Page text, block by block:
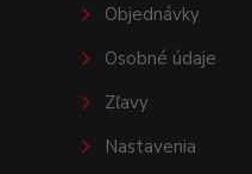
Objednávky
Osobné údaje
Zľavy
Nastavenia